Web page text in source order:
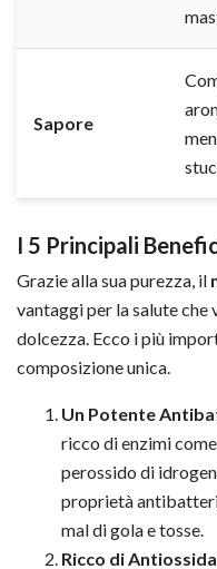
Sapore
I 5 Principali
Grazie alla sua purezza, il
vantaggi per la salute che
dolcezza. Ecco i più
composizione unica.
Un Potente
ricco di enzimi
perossido di
proprietà
mal di gola e tosse.
Ricco di